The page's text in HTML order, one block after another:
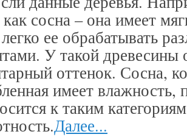
сосна – она имеет
легко ее обрабатывать
У такой древесины
оттенок. Сосна,
имеет влажность,
к таким
Далее...